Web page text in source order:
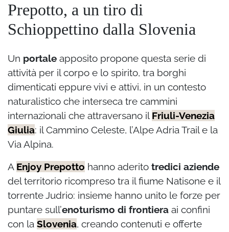
Prepotto, a un tiro di
Schioppettino dalla Slovenia
Un portale apposito propone questa serie di
attività per il corpo e lo spirito, tra borghi
dimenticati eppure vivi e attivi, in un contesto
naturalistico che interseca tre cammini
internazionali che attraversano il Friuli-Venezia
Giulia: il Cammino Celeste, l’Alpe Adria Trail e la
Via Alpina.
A Enjoy Prepotto hanno aderito tredici aziende
del territorio ricompreso tra il fiume Natisone e il
torrente Judrio: insieme hanno unito le forze per
puntare sull’enoturismo di frontiera ai confini
con la Slovenia, creando contenuti e offerte